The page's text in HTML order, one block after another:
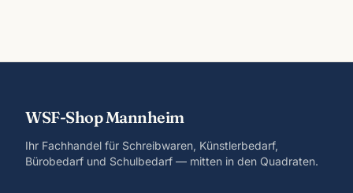
WSF-Shop Mannheim
Ihr Fachhandel für Schreibwaren, Künstlerbedarf,
Bürobedarf und Schulbedarf — mitten in den Quadraten.